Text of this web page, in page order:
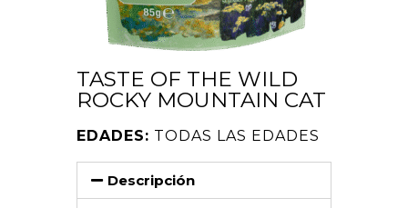
TASTE OF THE WILD
ROCKY MOUNTAIN CAT
EDADES: TODAS LAS EDADES
Descripción